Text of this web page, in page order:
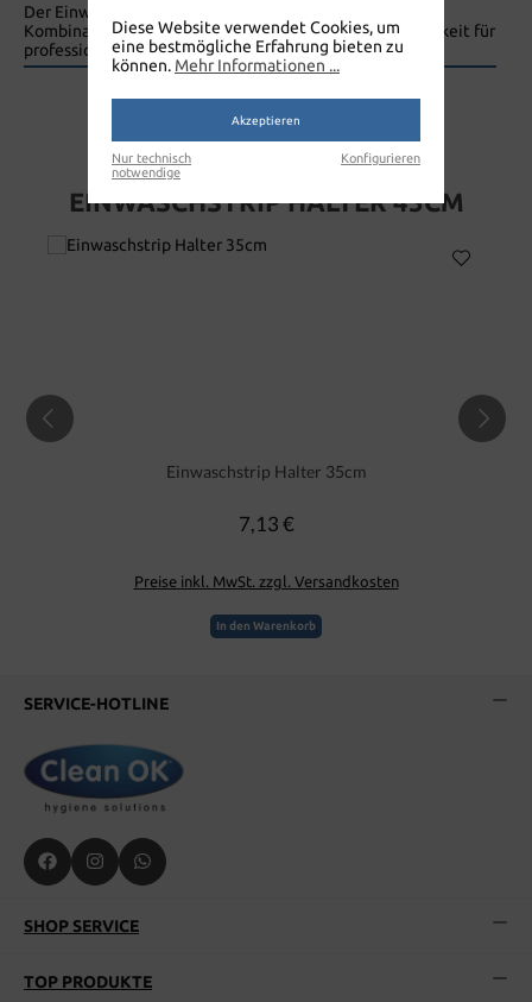
Der Einwaschstrip Halter 45 cm bietet die perfekte
Kombination aus Komfort, Funktionalität und Langlebigkeit für
profession…Mehr
EINWASCHSTRIP HALTER 45CM
Einwaschstrip Halter 35cm
Regulärer Preis:
7,13 €
Preise inkl. MwSt. zzgl. Versandkosten
In den Warenkorb
SERVICE-HOTLINE
SHOP SERVICE
TOP PRODUKTE
Diese Website verwendet Cookies, um
eine bestmögliche Erfahrung bieten zu
können. Mehr Informationen ...
Akzeptieren
Nur technisch
notwendige
Konfigurieren